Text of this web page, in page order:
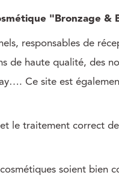
"Bronzage &
responsables de
de haute qualité, des
Ce site est
le traitement correct
soient bien